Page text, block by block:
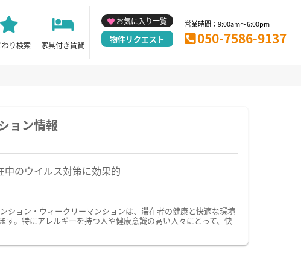
わり検索 家具付き賃貸
お気に入り一覧
物件リクエスト
営業時間：9:00am～6:00pm
050-7586-9137
ョン情報
中のウイルス対策に効果的
ション・ウィークリーマンションは、滞在者の健康と快適な環境
。特にアレルギーを持つ人や健康意識の高い人々にとって、快